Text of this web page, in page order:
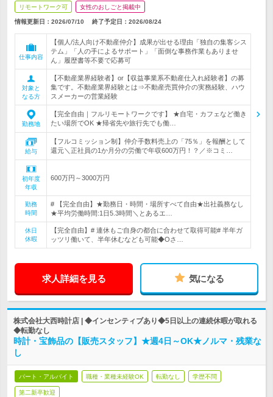
リモートワーク可 女性のおしごと掲載中
情報更新日：2026/07/10 終了予定日： 2026/08/24
仕事内容
【個人/法人向け不動産仲介】成果が出せる理由「独自の集客シス
テム」「人の手によるサポート」「面倒な事務作業もありませ
ん」履歴書等不要で応募可
対象と
なる方
【不動産業界経験者】or【収益事業系不動産仕入れ経験者】の募
集です。不動産業界経験とは⇒不動産売買仲介の実務経験、ハウ
スメーカーの営業経験
勤務地
【完全自由｜フルリモートワークです】 ★自宅・カフェなど働き
たい場所でOK ★帰省先や旅行先でも働…
給与
【フルコミッション制】仲介手数料売上の「75％」を報酬として
還元＼正社員の1か月分の労働で年収600万円！？／※コミ…
初年度
年収
600万円～3000万円
勤務
時間
# 【完全自由】★勤務日・時間・場所すべて自由★出社義務なし
★平均労働時間:1日5.3時間＼とあるエ…
休日
休暇
【完全自由】# 連休もご自身の都合に合わせて取得可能# 半年ガ
ッツリ働いて、半年休むなども可能◆Oさ…
求人詳細を見る 気になる
株式会社大西時計店 | ◆インセンティブあり◆5日以上の連続休暇が取れる
◆転勤なし
時計・宝飾品の【販売スタッフ】★週4日～OK★ノルマ・残業な
し
パート・アルバイト 職種・業種未経験OK 転勤なし 学歴不問
第二新卒歓迎